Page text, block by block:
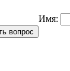
Имя: